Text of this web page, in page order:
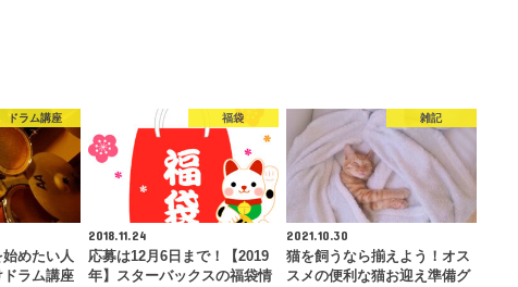
ドラム講座
めたい人
ラム講座
福袋
2018.11.24
応募は12月6日まで！【2019
年】スターバックスの福袋情
雑記
2021.10.30
猫を飼うなら揃えよう！オス
スメの便利な猫お迎え準備グ